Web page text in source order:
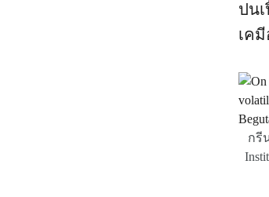
ปน
เค
กรี